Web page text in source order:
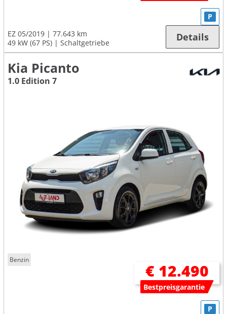
EZ 05/2019
77.643 km
49 kW (67 PS)
Schaltgetriebe
P
Details
Kia Picanto
1.0 Edition 7
Benzin
€ 12.490
Bestpreisgarantie
P